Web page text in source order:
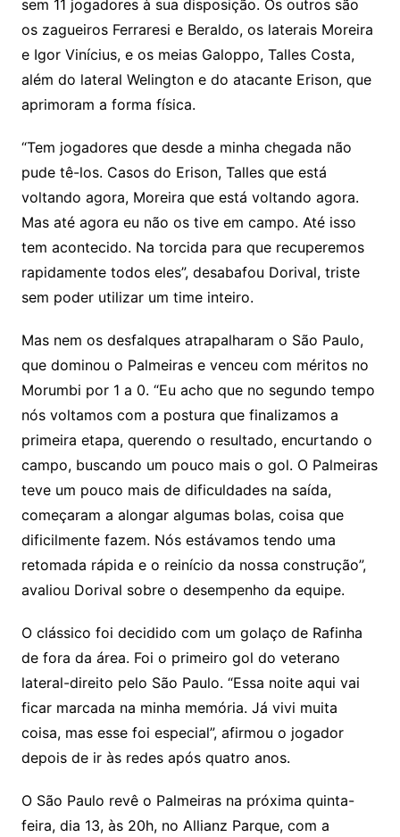
sem 11 jogadores à sua disposição. Os outros são
os zagueiros Ferraresi e Beraldo, os laterais Moreira
e Igor Vinícius, e os meias Galoppo, Talles Costa,
além do lateral Welington e do atacante Erison, que
aprimoram a forma física.
“Tem jogadores que desde a minha chegada não
pude tê-los. Casos do Erison, Talles que está
voltando agora, Moreira que está voltando agora.
Mas até agora eu não os tive em campo. Até isso
tem acontecido. Na torcida para que recuperemos
rapidamente todos eles”, desabafou Dorival, triste
sem poder utilizar um time inteiro.
Mas nem os desfalques atrapalharam o São Paulo,
que dominou o Palmeiras e venceu com méritos no
Morumbi por 1 a 0. “Eu acho que no segundo tempo
nós voltamos com a postura que finalizamos a
primeira etapa, querendo o resultado, encurtando o
campo, buscando um pouco mais o gol. O Palmeiras
teve um pouco mais de dificuldades na saída,
começaram a alongar algumas bolas, coisa que
dificilmente fazem. Nós estávamos tendo uma
retomada rápida e o reinício da nossa construção”,
avaliou Dorival sobre o desempenho da equipe.
O clássico foi decidido com um golaço de Rafinha
de fora da área. Foi o primeiro gol do veterano
lateral-direito pelo São Paulo. “Essa noite aqui vai
ficar marcada na minha memória. Já vivi muita
coisa, mas esse foi especial”, afirmou o jogador
depois de ir às redes após quatro anos.
O São Paulo revê o Palmeiras na próxima quinta-
feira, dia 13, às 20h, no Allianz Parque, com a